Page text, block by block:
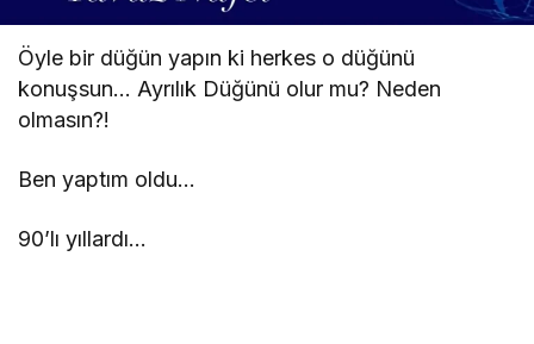
Öyle bir düğün yapın ki herkes o düğünü
konuşsun… Ayrılık Düğünü olur mu? Neden
olmasın?!
Ben yaptım oldu…
90’lı yıllardı…